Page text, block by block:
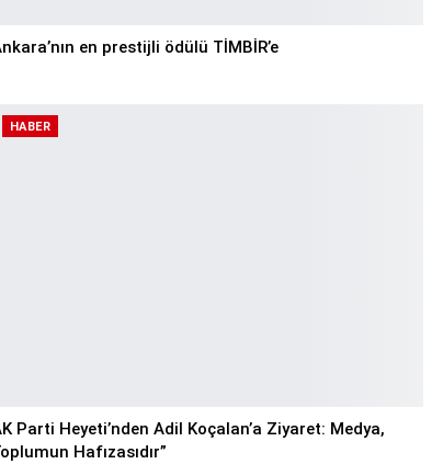
en prestijli ödülü TİMBİR’e
HABER
Parti Heyeti’nden Adil Koçalan’a Ziyaret: Medya,
Hafızasıdır”